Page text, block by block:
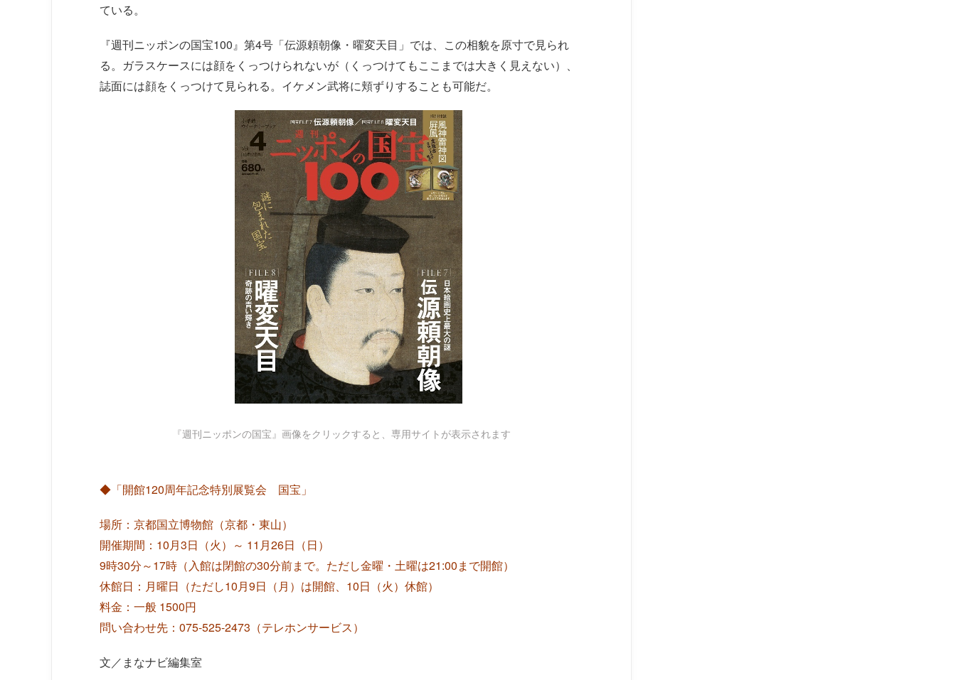
ている。
『週刊ニッポンの国宝100』第4号「伝源頼朝像・曜変天目」では、この相貌を原寸で見られ
る。ガラスケースには顔をくっつけられないが（くっつけてもここまでは大きく見えない）、
誌面には顔をくっつけて見られる。イケメン武将に頬ずりすることも可能だ。
『週刊ニッポンの国宝』画像をクリックすると、専用サイトが表示されます
◆「開館120周年記念特別展覧会 国宝」
場所：京都国立博物館（京都・東山）
開催期間：10月3日（火）～ 11月26日（日）
9時30分～17時（入館は閉館の30分前まで。ただし金曜・土曜は21:00まで開館）
休館日：月曜日（ただし10月9日（月）は開館、10日（火）休館）
料金：一般 1500円
問い合わせ先：075-525-2473（テレホンサービス）
文／まなナビ編集室